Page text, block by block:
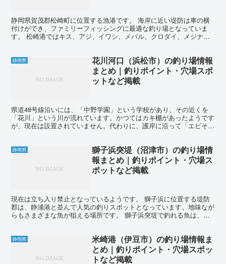
静岡県賀茂郡松崎町に位置する漁港です。 海岸に近い堤防は車の横
付けができ、ファミリーフィッシングに最適な釣り場となっていま
す。 松崎港ではキス、アジ、イワシ、メバル、クロダイ、メジナク
静岡県
花川河口（浜松市）の釣り場情報
まとめ｜釣りポイント・穴場スポ
ットなど掲載
県道48号線沿いには、「中野学園」という学校があり、その近くを
「花川」という川が流れています。かつてはカキ棚があったようです
が、現在は設置されていません。代わりに、護岸に沿って「エビそ
静岡県
獅子浜突堤（沼津市）の釣り場情
報まとめ｜釣りポイント・穴場ス
ポットなど掲載
現在は立ち入り禁止となっているようです。 獅子浜に位置する堤防
郡は、静浦港と並んで人気の釣りスポットとなっています。地味なが
らもさまざまな魚が狙える場所です。 獅子浜突堤で釣れる魚は、ア
静岡県
米崎港（伊豆市）の釣り場情報ま
とめ｜釣りポイント・穴場スポッ
トなど掲載